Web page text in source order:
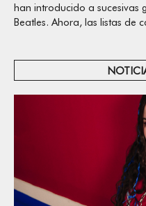
han introducido a sucesivas
Beatles. Ahora, las listas de